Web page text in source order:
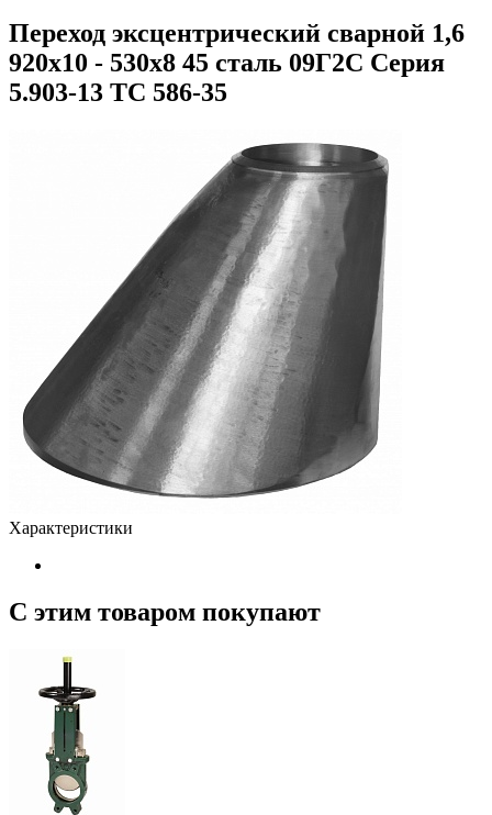
Переход эксцентрический сварной 1,6
920х10 - 530х8 45 сталь 09Г2С Серия
5.903-13 ТС 586-35
Характеристики
С этим товаром покупают